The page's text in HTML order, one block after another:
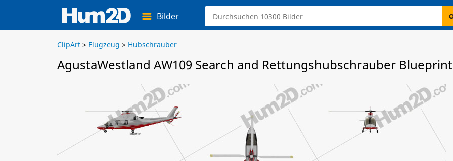
Bilder
ClipArt > Flugzeug > Hubschrauber
AgustaWestland AW109 Search and Rettungshubschrauber Blueprint